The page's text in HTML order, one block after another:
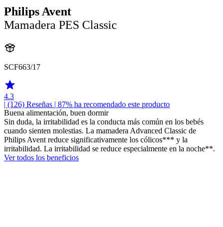
Philips Avent
Mamadera PES Classic
SCF663/17
4.3
| (126) Reseñas | 87% ha recomendado este producto
Buena alimentación, buen dormir
Sin duda, la irritabilidad es la conducta más común en los bebés
cuando sienten molestias. La mamadera Advanced Classic de
Philips Avent reduce significativamente los cólicos*** y la
irritabilidad. La irritabilidad se reduce especialmente en la noche**.
Ver todos los beneficios